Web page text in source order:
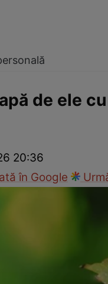
de ele
20:36
în Google